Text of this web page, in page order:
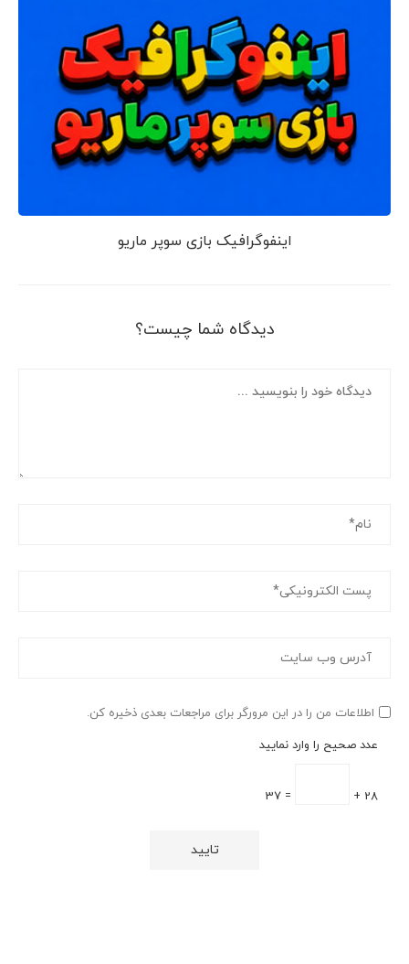
اینفوگرافیک بازی سوپر ماریو
دیدگاه شما چیست؟
اطلاعات من را در این مرورگر برای مراجعات بعدی ذخیره کن.
عدد صحیح را وارد نمایید
28 +
= 37